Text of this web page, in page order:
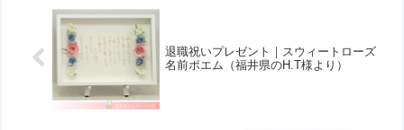
退職祝いプレゼント｜スウィートローズ
名前ポエム（福井県のH.T様より ）